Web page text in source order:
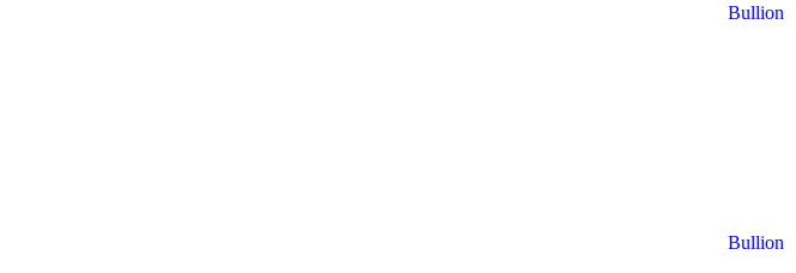
Bullion
Bullion